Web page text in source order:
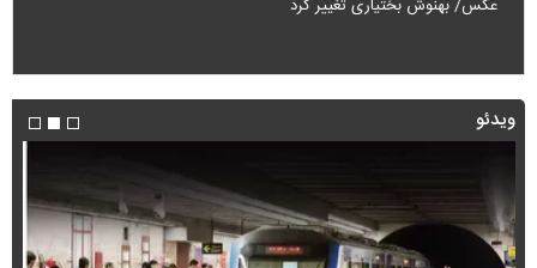
عکس/ بهنوش بختیاری تغییر کرد
ویدئو